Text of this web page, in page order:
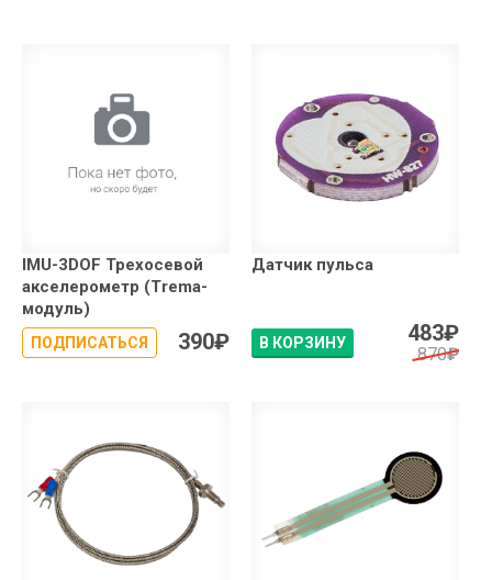
IMU-3DOF Трехосевой
акселерометр (Trema-
модуль)
ПОДПИСАТЬСЯ 390₽
Датчик пульса
В КОРЗИНУ 483₽
870₽